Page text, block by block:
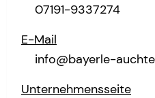
07191-9337274
E-Mail
info@bayerle-
Unternehmensseite